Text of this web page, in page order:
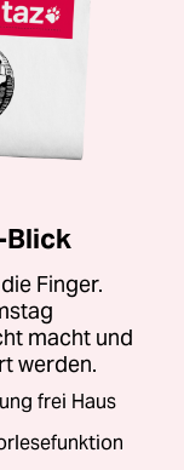
Blick
Finger.
macht und
werden.
frei Haus